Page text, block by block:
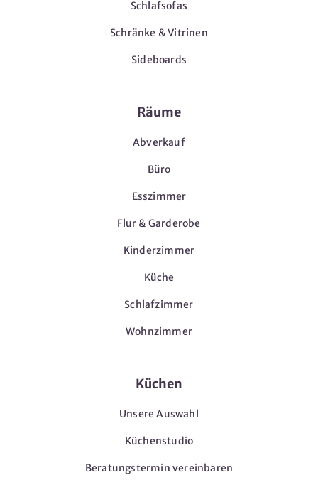
Schlafsofas
Schränke & Vitrinen
Sideboards
Räume
Abverkauf
Büro
Esszimmer
Flur & Garderobe
Kinderzimmer
Küche
Schlafzimmer
Wohnzimmer
Küchen
Unsere Auswahl
Küchenstudio
Beratungstermin vereinbaren